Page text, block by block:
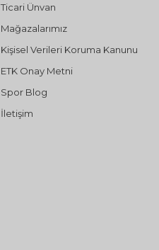
Ticari Ünvan
Mağazalarımız
Kişisel Verileri Koruma Kanunu
ETK Onay Metni
Spor Blog
İletişim